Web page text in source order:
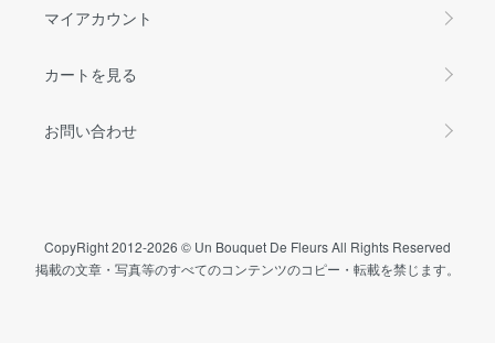
マイアカウント
カートを見る
お問い合わせ
CopyRight 2012-2026 © Un Bouquet De Fleurs All Rights Reserved
掲載の文章・写真等のすべてのコンテンツのコピー・転載を禁じます。